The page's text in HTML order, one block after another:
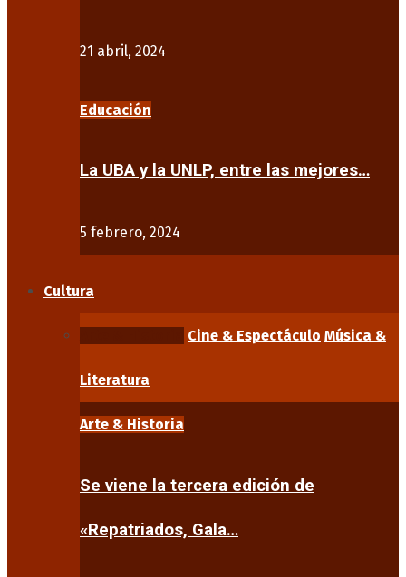
21 abril, 2024
Educación
La UBA y la UNLP, entre las mejores…
5 febrero, 2024
Cultura
Cine & Espectáculo Música &
Literatura
Arte & Historia
Se viene la tercera edición de
«Repatriados, Gala…